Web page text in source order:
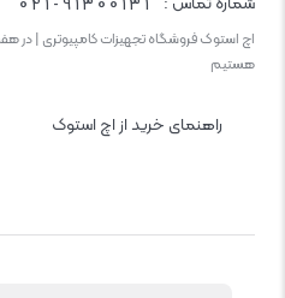
اچ استوک فروشگاه تجهیزات کامپیوتری | در
هستیم
راهنمای خرید از اچ استوک